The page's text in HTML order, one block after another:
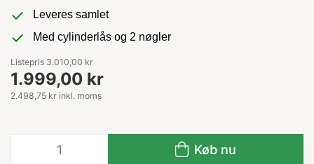
Leveres samlet
Med cylinderlås og 2 nøgler
Listepris 3.010,00 kr
1.999,00 kr
2.498,75 kr inkl. moms
Køb nu